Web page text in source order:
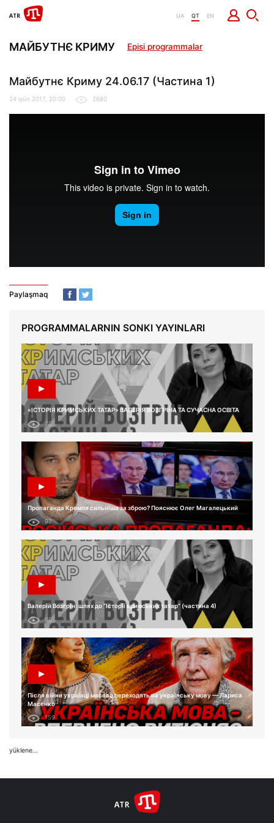
UA QT EN
МАЙБУТНЄ КРИМУ Episi programmalar
Майбутнє Криму 24.06.17 (Частина 1)
24 iyün 2017, 20:00 2680
Paylaşmaq
PROGRAMMALARNIN SONKI YAYINLARI
«ІСТОРІЯ КРИМСЬКИХ ТАТАР» ВАЛЕРІЯ ВОЗГРІНА ТА СУЧАСНА ОСВІТА
78
Пропаганда Кремля сильніша за зброю? Пояснює Олег Магалецький
97
Валерій Возгрін: шлях до “Історії кримських татар” (частина 4)
86
Після війни українці масово переходять на українську мову — Лариса
Масенко
159
yüklene...